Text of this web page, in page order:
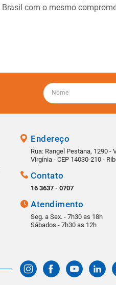
Brasil com o mesmo
Endereço
Rua: Rangel Pestana, 1290 -
Virgínia - CEP 14030-210 -
Contato
16 3637 - 0707
Atendimento
Seg. a Sex. - 7h30 as 18h
Sábados - 7h30 as 12h